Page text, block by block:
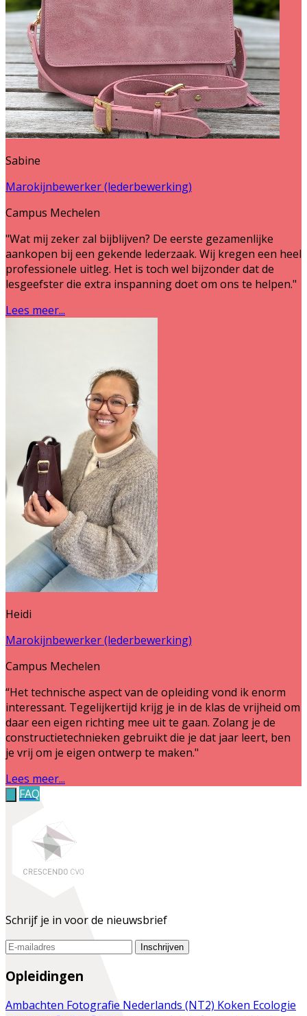
Sabine
Marokijnbewerker (lederbewerking)
Campus Mechelen
"Wat mij zeker zal bijblijven? De eerste gezamenlijke
aankopen bij een gekende lederzaak. Wij kregen een heel
professionele uitleg. Het is toch wel bijzonder dat de
lesgeefster die extra inspanning doet om ons te helpen."
Lees meer...
Heidi
Marokijnbewerker (lederbewerking)
Campus Mechelen
“Het technische aspect van de opleiding vond ik enorm
interessant. Tegelijkertijd krijg je in de klas de vrijheid om
daar een eigen richting mee uit te gaan. Zolang je de
constructietechnieken gebruikt die je dat jaar leert, ben
je vrij om je eigen ontwerp te maken."
Lees meer...
FAQ
Schrijf je in voor de nieuwsbrief
Inschrijven
Opleidingen
Ambachten Fotografie Nederlands (NT2) Koken Ecologie